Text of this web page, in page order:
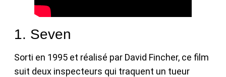
1. Seven
Sorti en 1995 et réalisé par David Fincher, ce film
suit deux inspecteurs qui traquent un tueur